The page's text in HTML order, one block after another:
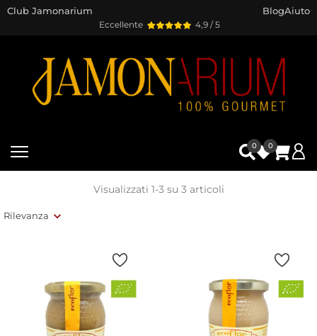
Eccellente 4,9 / 5
Club Jamonarium BlogAiuto
0 0
Rilevanza
Visualizzati 1-3 su 3 articoli